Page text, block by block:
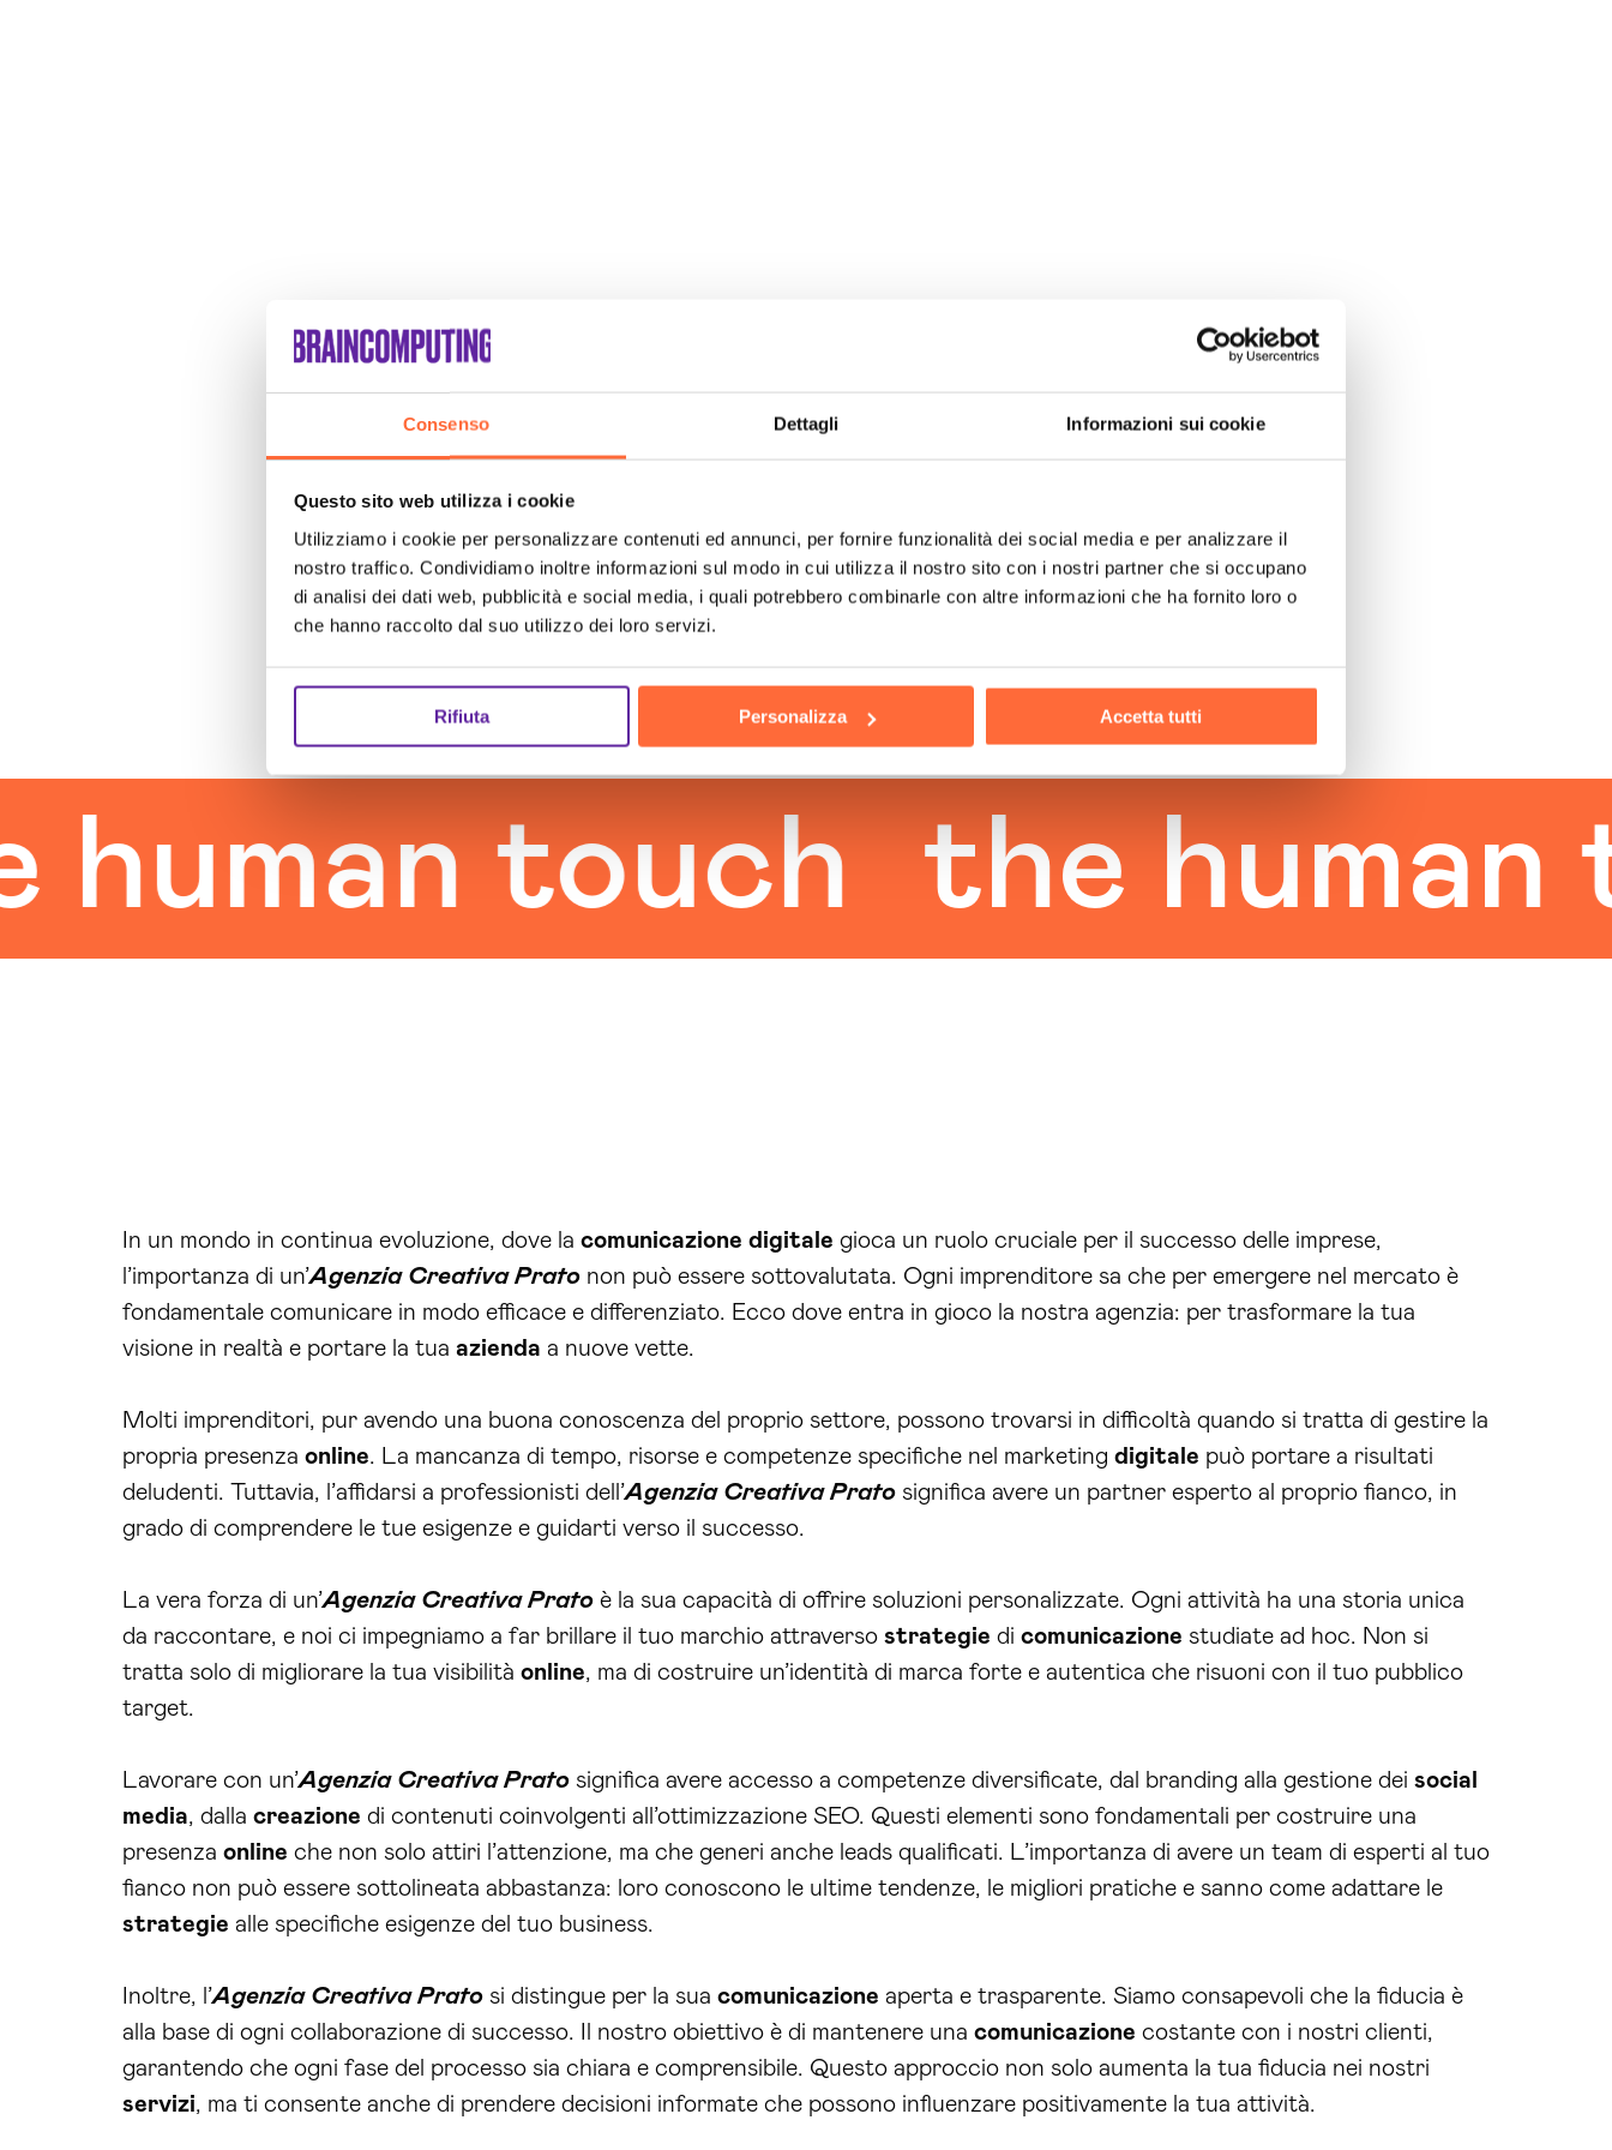
Consenso Dettagli Informazioni sui cookie
Questo sito web utilizza i cookie
Utilizziamo i cookie per personalizzare contenuti ed annunci, per fornire funzionalità dei social media e per analizzare il
nostro traffico. Condividiamo inoltre informazioni sul modo in cui utilizza il nostro sito con i nostri partner che si occupano
di analisi dei dati web, pubblicità e social media, i quali potrebbero combinarle con altre informazioni che ha fornito loro o
che hanno raccolto dal suo utilizzo dei loro servizi.
Rifiuta Personalizza Accetta tutti
touch the human
In un mondo in continua evoluzione, dove la comunicazione digitale gioca un ruolo cruciale per il successo delle imprese,
l’importanza di un’Agenzia Creativa Prato non può essere sottovalutata. Ogni imprenditore sa che per emergere nel mercato è
fondamentale comunicare in modo efficace e differenziato. Ecco dove entra in gioco la nostra agenzia: per trasformare la tua
visione in realtà e portare la tua azienda a nuove vette.
Molti imprenditori, pur avendo una buona conoscenza del proprio settore, possono trovarsi in difficoltà quando si tratta di gestire la
propria presenza online. La mancanza di tempo, risorse e competenze specifiche nel marketing digitale può portare a risultati
deludenti. Tuttavia, l’affidarsi a professionisti dell’Agenzia Creativa Prato significa avere un partner esperto al proprio fianco, in
grado di comprendere le tue esigenze e guidarti verso il successo.
La vera forza di un’Agenzia Creativa Prato è la sua capacità di offrire soluzioni personalizzate. Ogni attività ha una storia unica
da raccontare, e noi ci impegniamo a far brillare il tuo marchio attraverso strategie di comunicazione studiate ad hoc. Non si
tratta solo di migliorare la tua visibilità online, ma di costruire un’identità di marca forte e autentica che risuoni con il tuo pubblico
target.
Lavorare con un’Agenzia Creativa Prato significa avere accesso a competenze diversificate, dal branding alla gestione dei social
media, dalla creazione di contenuti coinvolgenti all’ottimizzazione SEO. Questi elementi sono fondamentali per costruire una
presenza online che non solo attiri l’attenzione, ma che generi anche leads qualificati. L’importanza di avere un team di esperti al tuo
fianco non può essere sottolineata abbastanza: loro conoscono le ultime tendenze, le migliori pratiche e sanno come adattare le
strategie alle specifiche esigenze del tuo business.
Inoltre, l’Agenzia Creativa Prato si distingue per la sua comunicazione aperta e trasparente. Siamo consapevoli che la fiducia è
alla base di ogni collaborazione di successo. Il nostro obiettivo è di mantenere una comunicazione costante con i nostri clienti,
garantendo che ogni fase del processo sia chiara e comprensibile. Questo approccio non solo aumenta la tua fiducia nei nostri
servizi, ma ti consente anche di prendere decisioni informate che possono influenzare positivamente la tua attività.